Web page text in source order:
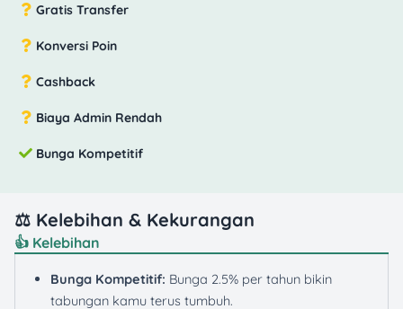
Gratis Transfer
Konversi Poin
Cashback
Biaya Admin Rendah
Bunga Kompetitif
⚖️ Kelebihan & Kekurangan
👍 Kelebihan
Bunga Kompetitif: Bunga 2.5% per tahun bikin
tabungan kamu terus tumbuh.